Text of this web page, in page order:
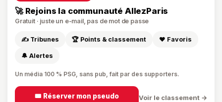
🚀 Rejoins la communauté AllezParis
Gratuit · juste un e-mail, pas de mot de passe
✍️ Tribunes 🏆 Points & classement ❤️ Favoris
🔔 Alertes
Un média 100 % PSG, sans pub, fait par des supporters.
🎟️ Réserver mon pseudo Voir le classement →